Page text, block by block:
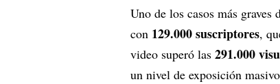
Uno de los casos más
con 129.000 suscriptores,
video superó las 291.000
un nivel de exposición